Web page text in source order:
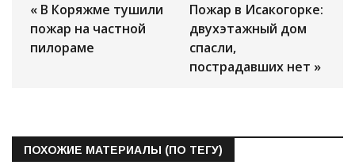
« В Коряжме тушили
пожар на частной
пилораме
Пожар в Исакогорке:
двухэтажный дом
спасли,
пострадавших нет »
ПОХОЖИЕ МАТЕРИАЛЫ (ПО ТЕГУ)